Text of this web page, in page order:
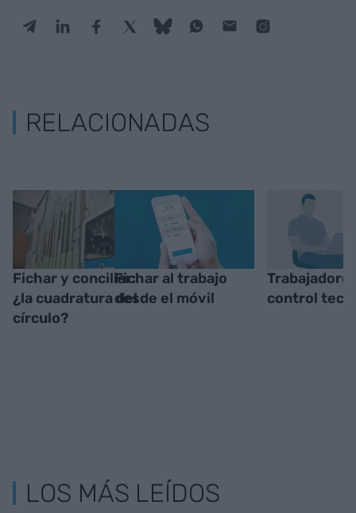
RELACIONADAS
Fichar y conciliar:
¿la cuadratura del
círculo?
Fichar al trabajo
desde el móvil
control
LOS MÁS LEÍDOS